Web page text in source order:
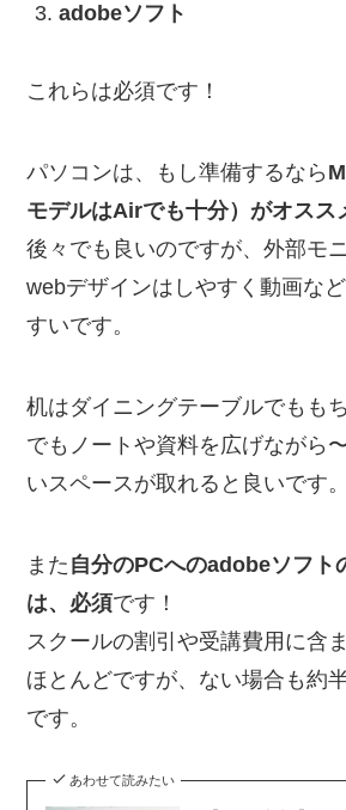
adobeソフト
これらは必須です！
パソコンは、もし準備するなら
モデルはAirでも十分）がオスス
後々でも良いのですが、外部モ
webデザインはしやすく動画な
すいです。
机はダイニングテーブルでもも
でもノートや資料を広げながら
いスペースが取れると良いです。
また 自分のPCへのadobeソフト
は、必須です！
スクールの割引や受講費用に含
ほとんどですが、ない場合も約
です。
あわせて読みたい